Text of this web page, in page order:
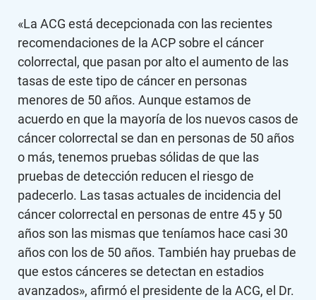
«La ACG está decepcionada con las recientes
recomendaciones de la ACP sobre el cáncer
colorrectal, que pasan por alto el aumento de las
tasas de este tipo de cáncer en personas
menores de 50 años. Aunque estamos de
acuerdo en que la mayoría de los nuevos casos de
cáncer colorrectal se dan en personas de 50 años
o más, tenemos pruebas sólidas de que las
pruebas de detección reducen el riesgo de
padecerlo. Las tasas actuales de incidencia del
cáncer colorrectal en personas de entre 45 y 50
años son las mismas que teníamos hace casi 30
años con los de 50 años. También hay pruebas de
que estos cánceres se detectan en estadios
avanzados», afirmó el presidente de la ACG, el Dr.